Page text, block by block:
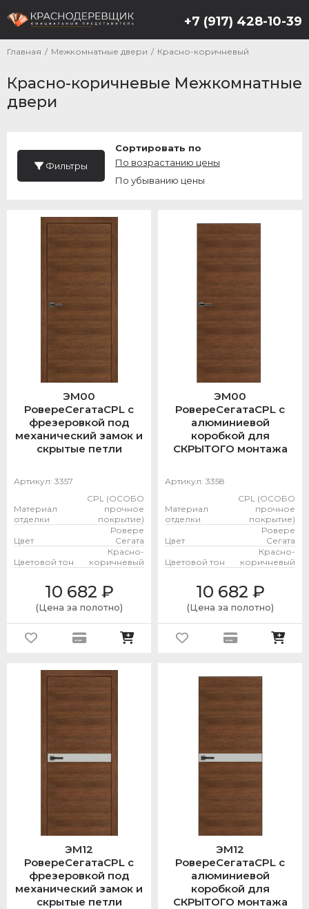
+7 (917) 428-10-39
Главная / Межкомнатные двери / Красно-коричневый
Красно-коричневые Межкомнатные
двери
ЭМ00
РовереСегатаCPL с
фрезеровкой под
механический замок и
скрытые петли
Артикул: 3357
Материал
отделки
CPL (ОСОБО
прочное
покрытие)
Цвет
Ровере
Сегата
Цветовой тон
Красно-
коричневый
10 682 ₽
(Цена за полотно)
ЭМ00
РовереСегатаCPL с
алюминиевой
коробкой для
СКРЫТОГО монтажа
Артикул: 3358
Материал
отделки
CPL (ОСОБО
прочное
покрытие)
Цвет
Ровере
Сегата
Цветовой тон
Красно-
коричневый
10 682 ₽
(Цена за полотно)
ЭМ12
РовереСегатаCPL с
фрезеровкой под
механический замок и
скрытые петли
ЭМ12
РовереСегатаCPL с
алюминиевой
коробкой для
СКРЫТОГО монтажа
Фильтры
Сортировать по
По возрастанию цены
По убыванию цены